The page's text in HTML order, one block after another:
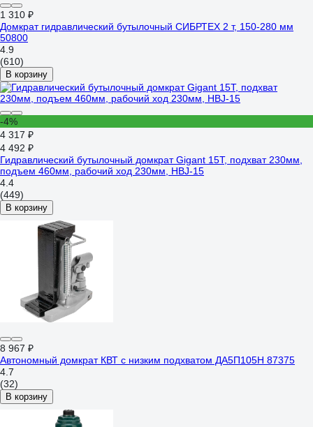
1 310 ₽
Домкрат гидравлический бутылочный СИБРТЕХ 2 т, 150-280 мм
50800
4.9
(610)
В корзину
-4%
4 317 ₽
4 492 ₽
Гидравлический бутылочный домкрат Gigant 15Т, подхват 230мм,
подъем 460мм, рабочий ход 230мм, HBJ-15
4.4
(449)
В корзину
8 967 ₽
Автономный домкрат КВТ с низким подхватом ДА5П105Н 87375
4.7
(32)
В корзину